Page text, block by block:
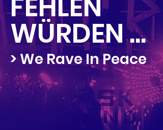
WÜRDEN ...
> We Rave In Peace